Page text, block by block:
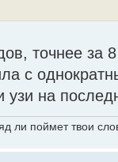
точнее за
с
на
ли поймет твои